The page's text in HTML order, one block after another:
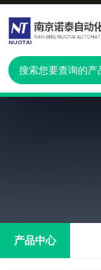
产品中心